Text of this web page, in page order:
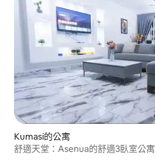
Kumasi的公寓
舒適天堂：Asenua的舒適3臥室公寓